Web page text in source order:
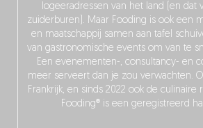
logeeradressen van het land (en dat
zuiderburen). Maar Fooding is ook een
en maatschappij samen aan tafel
van gastronomische events om van te
Een evenementen-, consultancy- en
meer serveert dan je zou verwachten.
Frankrijk, en sinds 2022 ook de culinaire
Fooding® is een geregistreerd